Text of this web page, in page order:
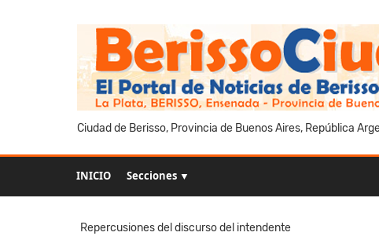
Ciudad de Berisso, Provincia de Buenos Aires, República
INICIO Secciones ▼
Repercusiones del discurso del intendente